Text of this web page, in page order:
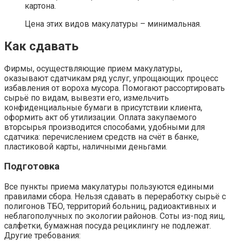
картона.
Цена этих видов макулатуры – минимальная.
Как сдавать
Фирмы, осуществляющие прием макулатуры,
оказывают сдатчикам ряд услуг, упрощающих процесс
избавления от вороха мусора. Помогают рассортировать
сырьё по видам, вывезти его, измельчить
конфиденциальные бумаги в присутствии клиента,
оформить акт об утилизации. Оплата закупаемого
вторсырья производится способами, удобными для
сдатчика: перечислением средств на счёт в банке,
пластиковой карты, наличными деньгами.
Подготовка
Все пункты приема макулатуры пользуются едиными
правилами сбора. Нельзя сдавать в переработку сырьё с
полигонов ТБО, территорий больниц, радиоактивных и
неблагополучных по экологии районов. Соты из-под яиц,
салфетки, бумажная посуда рециклингу не подлежат.
Другие требования: